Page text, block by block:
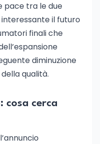
pace tra le due
il futuro
finali che
diminuzione
qualità.
cosa cerca